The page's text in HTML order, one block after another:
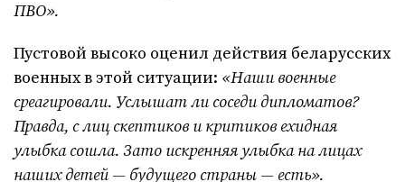
ПВО».
Пустовой высоко оценил действия беларусских
военных в этой ситуации: «Наши военные
среагировали. Услышат ли соседи дипломатов?
Правда, с лиц скептиков и критиков ехидная
улыбка сошла. Зато искренняя улыбка на лицах
наших детей — будущего страны — есть».